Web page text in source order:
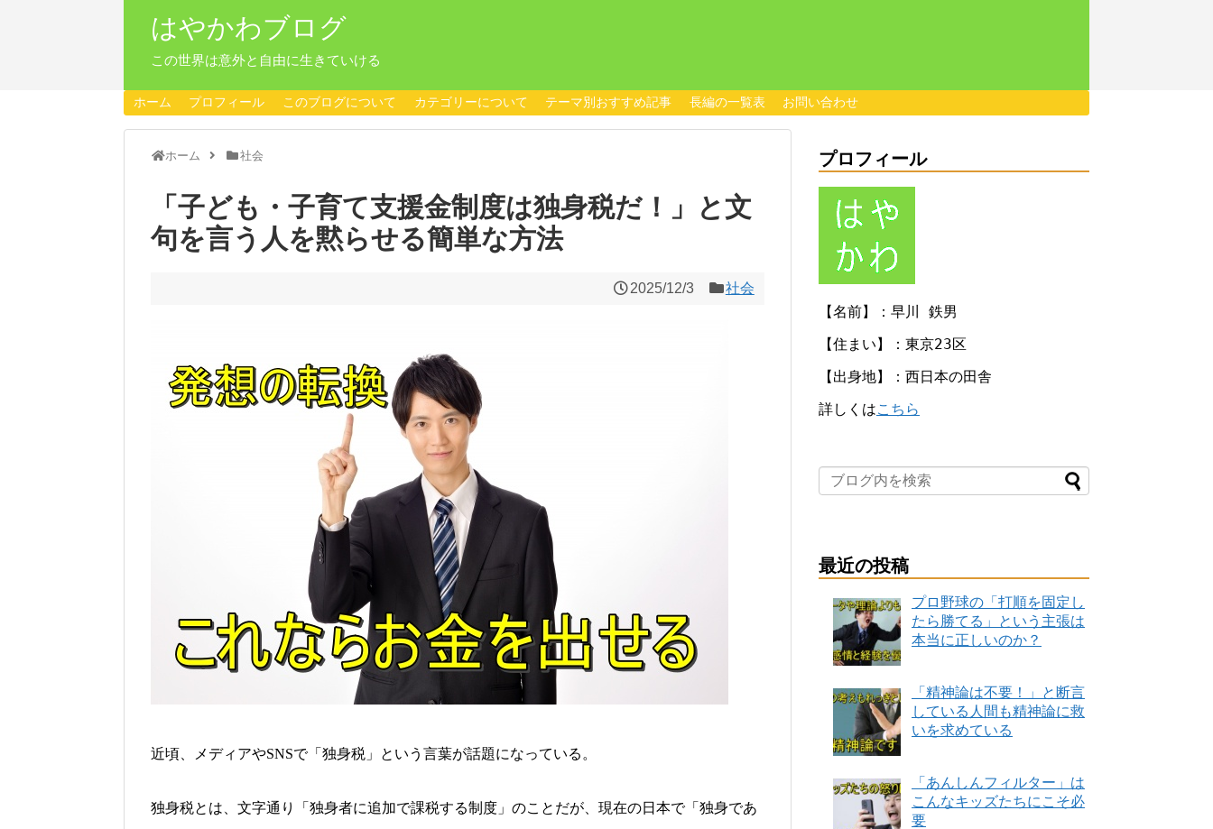
はやかわブログ
この世界は意外と自由に生きていける
ホーム プロフィール このブログについて カテゴリーについて テーマ別おすすめ記事 長編の一覧表 お問い合わせ
ホーム 社会
「子ども・子育て支援金制度は独身税だ！」と文
句を言う人を黙らせる簡単な方法
2025/12/3 社会
近頃、 メディアやSNSで「独身税」 という言葉が話題になっている。
独身税とは、 文字通り「独身者に追加で課税する制度」のことだが、現在の日本で「 独身であ
プロフィール
【名前】：早川 鉄男
【住まい】：東京23区
【出身地】：西日本の田舎
詳しくはこちら
最近の投稿
プロ野球の「打順を固定し
たら勝てる」という主張は
本当に正しいのか？
「精神論は不要！」と断言
している人間も精神論に救
いを求めている
「あんしんフィルター」は
こんなキッズたちにこそ必
要